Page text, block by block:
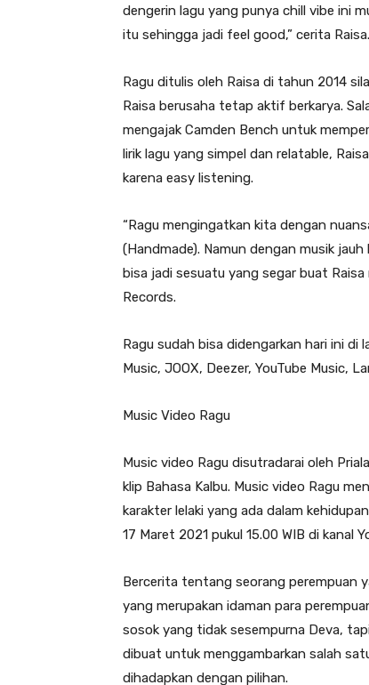
dengerin lagu yang punya chill vibe ini
itu sehingga jadi feel good,” cerita Raisa.
Ragu ditulis oleh Raisa di tahun 2014
Raisa berusaha tetap aktif berkarya.
mengajak Camden Bench untuk
lirik lagu yang simpel dan relatable,
karena easy listening.
“Ragu mengingatkan kita dengan
(Handmade). Namun dengan musik
bisa jadi sesuatu yang segar buat
Records.
Ragu sudah bisa didengarkan hari ini
Music, JOOX, Deezer, YouTube Music,
Music Video Ragu
Music video Ragu disutradarai oleh
klip Bahasa Kalbu. Music video Ragu
karakter lelaki yang ada dalam
17 Maret 2021 pukul 15.00 WIB di kanal
Bercerita tentang seorang perempuan
yang merupakan idaman para
sosok yang tidak sesempurna Deva,
dibuat untuk menggambarkan salah
dihadapkan dengan pilihan.